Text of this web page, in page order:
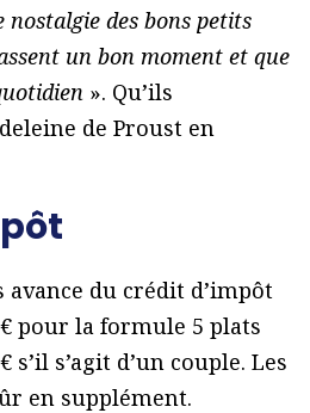
des bons petits
un bon moment et que
». Qu’ils
de Proust en
du crédit d’impôt
pour la formule 5 plats
s’il s’agit d’un couple. Les
en supplément.